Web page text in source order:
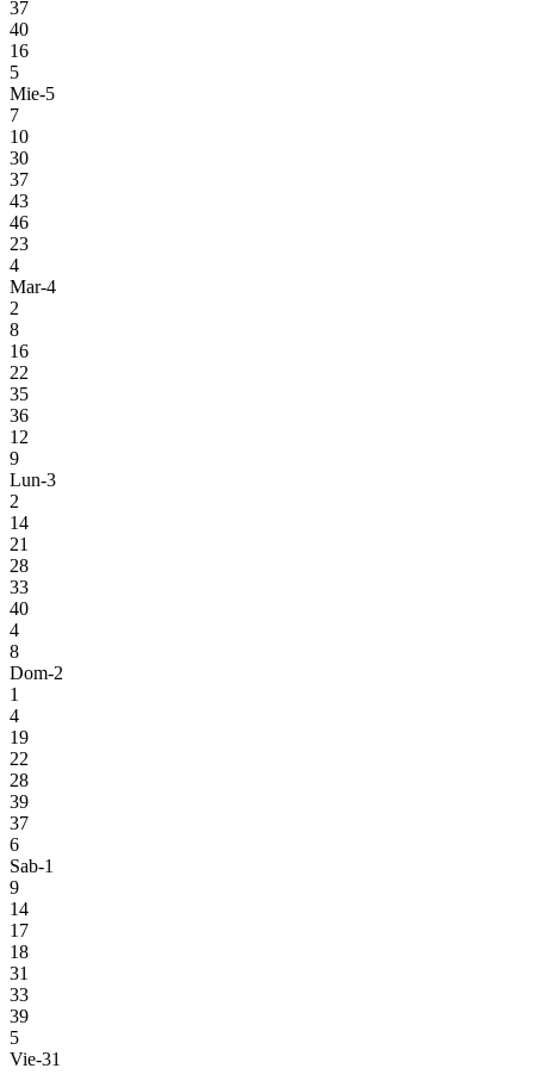
37
40
16
5
Mie-5
7
10
30
37
43
46
23
4
Mar-4
2
8
16
22
35
36
12
9
Lun-3
2
14
21
28
33
40
4
8
Dom-2
1
4
19
22
28
39
37
6
Sab-1
9
14
17
18
31
33
39
5
Vie-31